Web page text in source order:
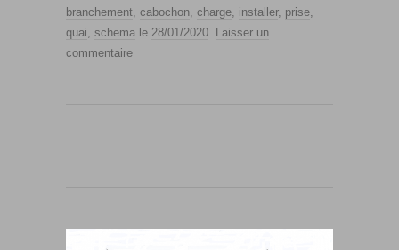
branchement cabochon charge installer, prise
quai schema le 28/01/2020
Laisser un
commentaire